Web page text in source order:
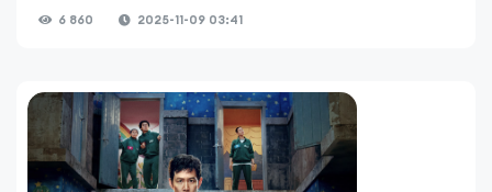
6 860 2025-11-09 03:41